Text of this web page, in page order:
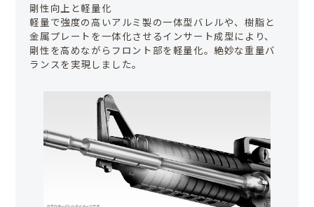
剛性向上と軽量化
軽量で強度の高いアルミ製の一体型バレルや、樹脂と
金属プレートを一体化させるインサート成型により、
剛性を高めながらフロント部を軽量化。絶妙な重量バ
ランスを実現しました。